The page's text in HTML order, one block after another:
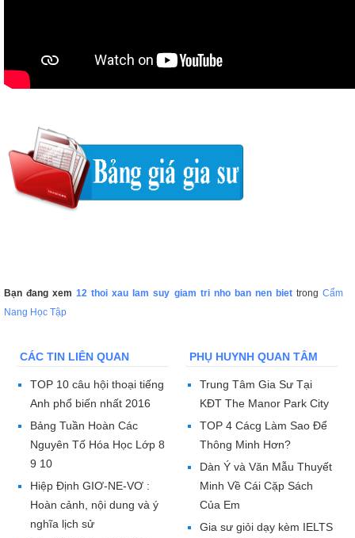
Bạn đang xem12 thoi xau lam suy giam tri nho ban nen biettrongCẩm
Nang Học Tập
CÁC TIN LIÊN QUAN
TOP 10 câu hội thoại tiếng
Anh phổ biến nhất 2016
Bảng Tuần Hoàn Các
Nguyên Tố Hóa Học Lớp 8
9 10
Hiệp Định GIƠ-NE-VƠ :
Hoàn cảnh, nội dung và ý
nghĩa lịch sử
PHỤ HUYNH QUAN TÂM
Trung Tâm Gia Sư Tại
KĐT The Manor Park City
TOP 4 Cácg Làm Sao Để
Thông Minh Hơn?
Dàn Ý và Văn Mẫu Thuyết
Minh Về Cái Cặp Sách
Của Em
Gia sư giỏi dạy kèm IELTS